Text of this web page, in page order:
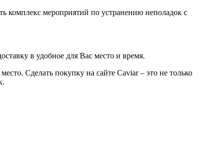
комплекс мероприятий по устранению неполадок с
в удобное для Вас место и время.
Сделать покупку на сайте Caviar – это не только